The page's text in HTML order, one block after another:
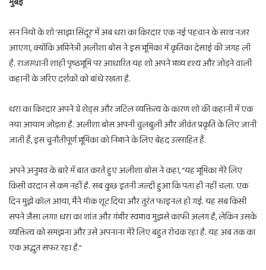
सन नियो के शो ‘साझा सिंदूर’ में अब धरा का किरदार एक नई पहचान के साथ नजर
आएगा, क्योंकि अभिनेत्री अलीशा बोस ने इस भूमिका में कृतिका देसाई की जगह ली
है. राजस्थानी शाही पृष्ठभूमि पर आधारित यह शो अपने भव्य दृश्य और जोड़ने वाली
कहानी के जरिए दर्शकों को बांधे रखता है.
धरा का किरदार अपने ग्रे शेड्स और जटिल व्यक्तित्व के कारण शो की कहानी में एक
नया आयाम जोड़ता है. अलीशा बोस अपनी चुलबुली और जीवंत प्रकृति के लिए जानी
जाती हैं, इस चुनौतीपूर्ण भूमिका को निभाने के लिए बेहद उत्साहित हैं.
अपने अनुभव के बारे में बात करते हुए अलीशा बोस ने कहा, “यह भूमिका मेरे लिए
किसी वरदान से कम नहीं है. सब कुछ इतनी जल्दी हुआ कि पता ही नहीं चला. एक
दिन मुझे कॉल आया, मैंने मॉक शूट दिया और तुरंत फाइनल हो गई. यह सब किसी
सपने जैसा लगा! धरा का शांत और गंभीर स्वभाव मुझसे काफी अलग है, लेकिन उसके
व्यक्तित्व को समझना और उसे अपनाना मेरे लिए बहुत रोचक रहा है. यह अब तक का
एक अद्भुत सफर रहा है.”